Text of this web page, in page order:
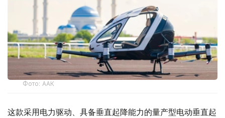
Фото: ААК
这款采用电力驱动、具备垂直起降能力的量产型电动垂直起